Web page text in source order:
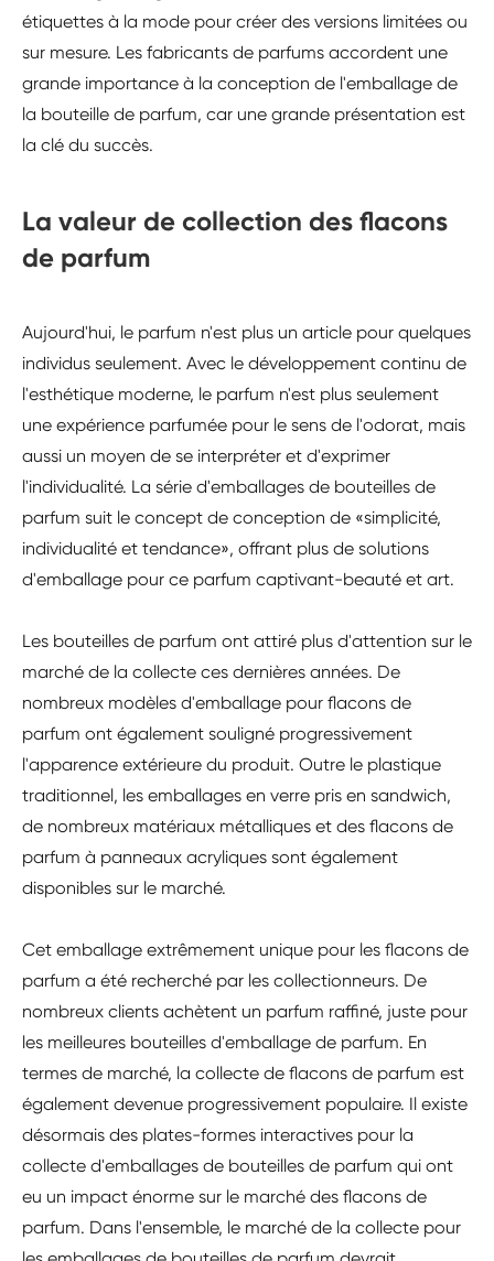
étiquettes à la mode pour créer des versions limitées ou
sur mesure. Les fabricants de parfums accordent une
grande importance à la conception de l'emballage de
la bouteille de parfum, car une grande présentation est
la clé du succès.
La valeur de collection des flacons
de parfum
Aujourd'hui, le parfum n'est plus un article pour quelques
individus seulement. Avec le développement continu de
l'esthétique moderne, le parfum n'est plus seulement
une expérience parfumée pour le sens de l'odorat, mais
aussi un moyen de se interpréter et d'exprimer
l'individualité. La série d'emballages de bouteilles de
parfum suit le concept de conception de «simplicité,
individualité et tendance», offrant plus de solutions
d'emballage pour ce parfum captivant-beauté et art.
Les bouteilles de parfum ont attiré plus d'attention sur le
marché de la collecte ces dernières années. De
nombreux modèles d'emballage pour flacons de
parfum ont également souligné progressivement
l'apparence extérieure du produit. Outre le plastique
traditionnel, les emballages en verre pris en sandwich,
de nombreux matériaux métalliques et des flacons de
parfum à panneaux acryliques sont également
disponibles sur le marché.
Cet emballage extrêmement unique pour les flacons de
parfum a été recherché par les collectionneurs. De
nombreux clients achètent un parfum raffiné, juste pour
les meilleures bouteilles d'emballage de parfum. En
termes de marché, la collecte de flacons de parfum est
également devenue progressivement populaire. Il existe
désormais des plates-formes interactives pour la
collecte d'emballages de bouteilles de parfum qui ont
eu un impact énorme sur le marché des flacons de
parfum. Dans l'ensemble, le marché de la collecte pour